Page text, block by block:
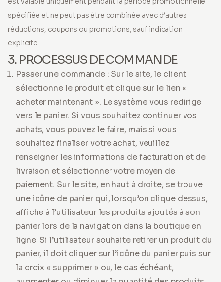
spécifiée et ne peut pas être combinée avec d’autres
réductions, coupons ou promotions, sauf indication
explicite.
3. PROCESSUS DE COMMANDE
Passer une commande : Sur le site, le client
sélectionne le produit et clique sur le lien «
acheter maintenant ». Le système vous redirige
vers le panier. Si vous souhaitez continuer vos
achats, vous pouvez le faire, mais si vous
souhaitez finaliser votre achat, veuillez
renseigner les informations de facturation et de
livraison et sélectionner votre moyen de
paiement. Sur le site, en haut à droite, se trouve
une icône de panier qui, lorsqu’on clique dessus,
affiche à l’utilisateur les produits ajoutés à son
panier lors de la navigation dans la boutique en
ligne. Si l’utilisateur souhaite retirer un produit du
panier, il doit cliquer sur l’icône du panier puis sur
la croix « supprimer » ou, le cas échéant,